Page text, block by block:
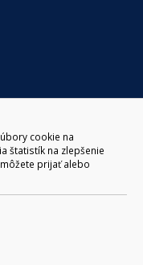
cookie na
štatistík na zlepšenie
prijať alebo
Štefánika 1, Brezno
56 302 Email: